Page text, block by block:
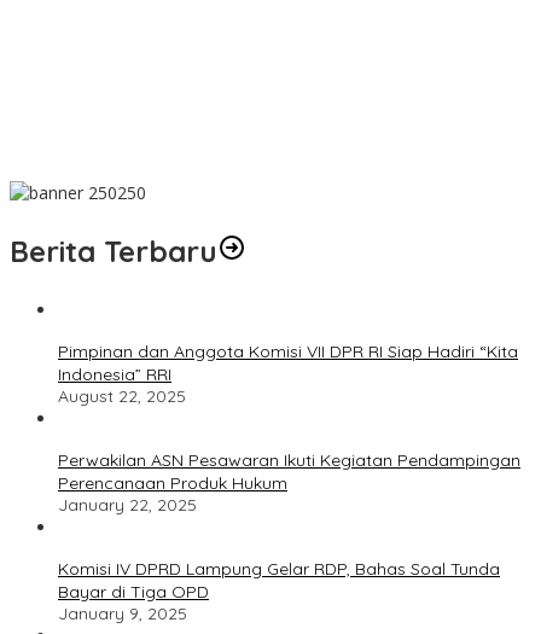
Berita Terbaru
Pimpinan dan Anggota Komisi VII DPR RI Siap Hadiri “Kita
Indonesia” RRI
August 22, 2025
Perwakilan ASN Pesawaran Ikuti Kegiatan Pendampingan
Perencanaan Produk Hukum
January 22, 2025
Komisi IV DPRD Lampung Gelar RDP, Bahas Soal Tunda
Bayar di Tiga OPD
January 9, 2025